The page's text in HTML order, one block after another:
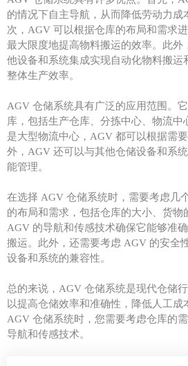
的情况下自主导航，从而降低劳动力成
次，AGV 可以根据仓库的布局和需求
最大限度地提高物料搬运的效率。此外
他设备和系统集成实现自动化物料搬运
整体生产效率。
AGV 仓储系统具有广泛的应用范围。
库，包括生产仓库、分拣中心、物流
是大型物流中心，AGV 都可以根据需
外，AGV 还可以与其他仓储设备和系
能管理。
在选择 AGV 仓储系统时，需要考虑几
的布局和需求，包括仓库的大小、货物
AGV 的导航和传感技术确保它能够准
搬运。此外，还需要考虑 AGV 的安全
设备和系统的兼容性。
总的来说，AGV 仓储系统是现代仓储
以提高仓储效率和准确性，降低人工成
AGV 仓储系统时，您需要考虑仓库的
导航和传感技术。